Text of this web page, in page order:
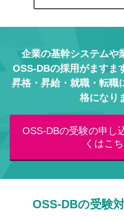
企業の基幹システムや
OSS-DBの採用がますま
昇格・昇給・就職・転職
格になり
OSS-DBの受験の申し
くはこ
OSS-DBの受験